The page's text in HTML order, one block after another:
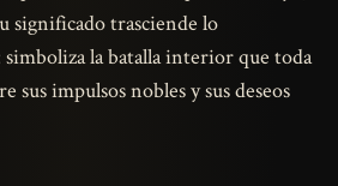
significado trasciende lo
la batalla interior que toda
sus impulsos nobles y sus deseos